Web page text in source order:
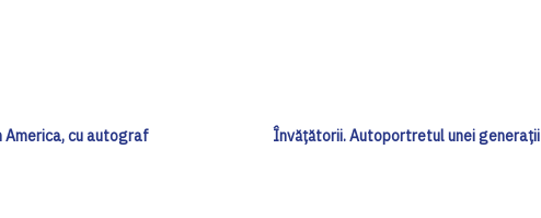
America, cu autograf Învățătorii. Autoportretul unei generații